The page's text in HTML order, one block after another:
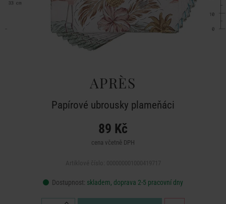
APRÈS
Papírové ubrousky plameňáci
89 Kč
cena včetně DPH
Dostupnost: skladem, doprava 2-5 pracovní dny